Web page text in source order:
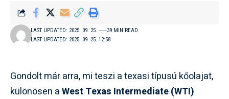
LAST UPDATED: 2025. 09. 25. 12:58
LAST UPDATED: 2025. 09. 25. 39 MIN READ
Gondolt már arra, mi teszi a texasi típusú kőolajat,
különösen aWest Texas Intermediate (WTI)